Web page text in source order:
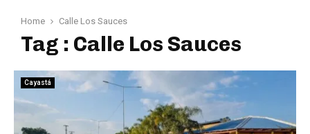
Home Calle Los Sauces
Tag : Calle Los Sauces
Cayastá